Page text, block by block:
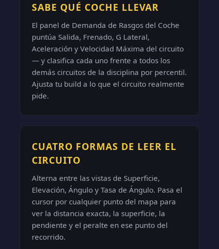
SABE QUÉ COCHE LLEVAR
El panel de Demanda de Rasgos del Coche
puntúa Salida, Frenado, G Lateral,
Aceleración y Velocidad Máxima del circuito
— y clasifica cada uno frente a todos los
demás circuitos de la disciplina por percentil.
Ajusta tu build a lo que el circuito realmente
pide.
CUATRO FORMAS DE LEER EL
CIRCUITO
Alterna entre las vistas de Superficie,
Elevación, Ángulo y Tasa de Ángulo. Pasa el
cursor por cualquier punto del mapa para
ver la distancia exacta, la superficie, la
pendiente y el peralte en ese punto del
recorrido.